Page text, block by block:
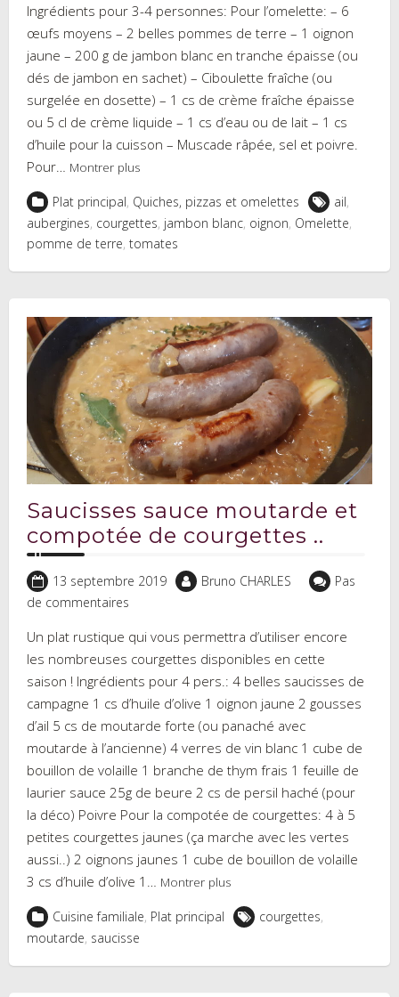
Ingrédients pour 3-4 personnes: Pour l’omelette: – 6
œufs moyens – 2 belles pommes de terre – 1 oignon
jaune – 200 g de jambon blanc en tranche épaisse (ou
dés de jambon en sachet) – Ciboulette fraîche (ou
surgelée en dosette) – 1 cs de crème fraîche épaisse
ou 5 cl de crème liquide – 1 cs d’eau ou de lait – 1 cs
d’huile pour la cuisson – Muscade râpée, sel et poivre.
Pour…
Montrer plus
Plat principal, Quiches, pizzas et omelettes ail,
aubergines, courgettes, jambon blanc, oignon, Omelette,
pomme de terre, tomates
Saucisses sauce moutarde et
compotée de courgettes ..
13 septembre 2019 Bruno CHARLES
Pas
de commentaires
Un plat rustique qui vous permettra d’utiliser encore
les nombreuses courgettes disponibles en cette
saison ! Ingrédients pour 4 pers.: 4 belles saucisses de
campagne 1 cs d’huile d’olive 1 oignon jaune 2 gousses
d’ail 5 cs de moutarde forte (ou panaché avec
moutarde à l’ancienne) 4 verres de vin blanc 1 cube de
bouillon de volaille 1 branche de thym frais 1 feuille de
laurier sauce 25g de beure 2 cs de persil haché (pour
la déco) Poivre Pour la compotée de courgettes: 4 à 5
petites courgettes jaunes (ça marche avec les vertes
aussi..) 2 oignons jaunes 1 cube de bouillon de volaille
3 cs d’huile d’olive 1… Montrer plus
Cuisine familiale, Plat principal courgettes,
moutarde, saucisse